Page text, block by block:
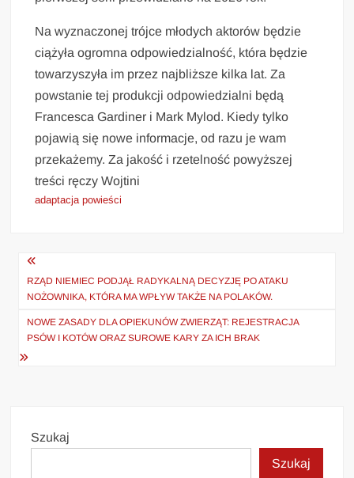
Na wyznaczonej trójce młodych aktorów będzie
ciążyła ogromna odpowiedzialność, która będzie
towarzyszyła im przez najbliższe kilka lat. Za
powstanie tej produkcji odpowiedzialni będą
Francesca Gardiner i Mark Mylod. Kiedy tylko
pojawią się nowe informacje, od razu je wam
przekażemy. Za jakość i rzetelność powyższej
treści ręczy Wojtini
adaptacja powieści
Nawigacja
wpisu
RZĄD NIEMIEC PODJĄŁ RADYKALNĄ DECYZJĘ PO ATAKU
NOŻOWNIKA, KTÓRA MA WPŁYW TAKŻE NA POLAKÓW.
NOWE ZASADY DLA OPIEKUNÓW ZWIERZĄT: REJESTRACJA
PSÓW I KOTÓW ORAZ SUROWE KARY ZA ICH BRAK
Szukaj
Szukaj